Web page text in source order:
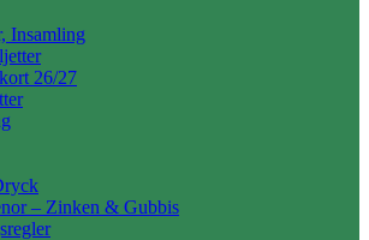
Insamling
26/27
– Zinken & Gubbis